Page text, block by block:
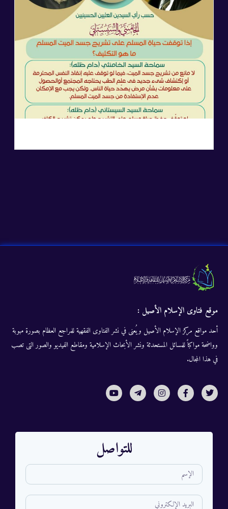
موقع فتاوى الإسلام الأصيل :
أحد مواقع مركز الإسلام الأصيل ويُعنى في نشر الفتاوى الفقهية للمراجع العظام بصورة مبوبة
وواضحة مواكباً للمسائل المستحدثة ونشر الأبحاث الإسلامية ومقاطع الفيديو والصور التى تصب
في هذا المجال.
للتواصل